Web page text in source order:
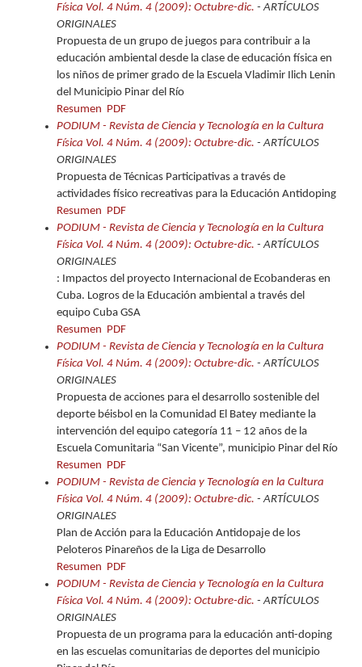
Física Vol. 4 Núm. 4 (2009): Octubre-dic. - ARTÍCULOS
ORIGINALES
Propuesta de un grupo de juegos para contribuir a la
educación ambiental desde la clase de educación física en
los niños de primer grado de la Escuela Vladimir Ilich Lenin
del Municipio Pinar del Río
Resumen PDF
PODIUM - Revista de Ciencia y Tecnología en la Cultura
Física Vol. 4 Núm. 4 (2009): Octubre-dic. - ARTÍCULOS
ORIGINALES
Propuesta de Técnicas Participativas a través de
actividades físico recreativas para la Educación Antidoping
Resumen PDF
PODIUM - Revista de Ciencia y Tecnología en la Cultura
Física Vol. 4 Núm. 4 (2009): Octubre-dic. - ARTÍCULOS
ORIGINALES
: Impactos del proyecto Internacional de Ecobanderas en
Cuba. Logros de la Educación ambiental a través del
equipo Cuba GSA
Resumen PDF
PODIUM - Revista de Ciencia y Tecnología en la Cultura
Física Vol. 4 Núm. 4 (2009): Octubre-dic. - ARTÍCULOS
ORIGINALES
Propuesta de acciones para el desarrollo sostenible del
deporte béisbol en la Comunidad El Batey mediante la
intervención del equipo categoría 11 – 12 años de la
Escuela Comunitaria “San Vicente”, municipio Pinar del Río
Resumen PDF
PODIUM - Revista de Ciencia y Tecnología en la Cultura
Física Vol. 4 Núm. 4 (2009): Octubre-dic. - ARTÍCULOS
ORIGINALES
Plan de Acción para la Educación Antidopaje de los
Peloteros Pinareños de la Liga de Desarrollo
Resumen PDF
PODIUM - Revista de Ciencia y Tecnología en la Cultura
Física Vol. 4 Núm. 4 (2009): Octubre-dic. - ARTÍCULOS
ORIGINALES
Propuesta de un programa para la educación anti-doping
en las escuelas comunitarias de deportes del municipio